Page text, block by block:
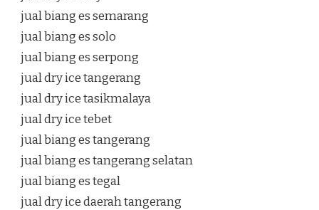
jual biang es semarang
jual biang es solo
jual biang es serpong
jual dry ice tangerang
jual dry ice tasikmalaya
jual dry ice tebet
jual biang es tangerang
jual biang es tangerang selatan
jual biang es tegal
jual dry ice daerah tangerang